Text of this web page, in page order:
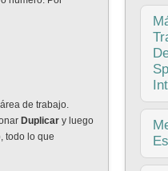
de trabajo.
Duplicar y luego
todo lo que
El